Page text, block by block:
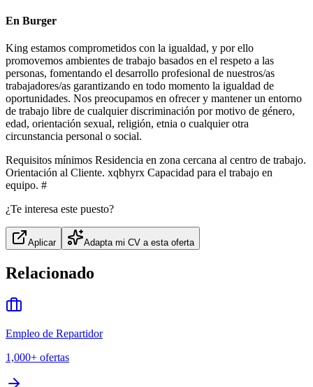
En Burger
King estamos comprometidos con la igualdad, y por ello
promovemos ambientes de trabajo basados en el respeto a las
personas, fomentando el desarrollo profesional de nuestros/as
trabajadores/as garantizando en todo momento la igualdad de
oportunidades. Nos preocupamos en ofrecer y mantener un entorno
de trabajo libre de cualquier discriminación por motivo de género,
edad, orientación sexual, religión, etnia o cualquier otra
circunstancia personal o social.
Requisitos mínimos Residencia en zona cercana al centro de trabajo.
Orientación al Cliente. xqbhyrx Capacidad para el trabajo en
equipo. #
¿Te interesa este puesto?
Aplicar Adapta mi CV a esta oferta
Relacionado
Empleo de Repartidor
1,000+ ofertas